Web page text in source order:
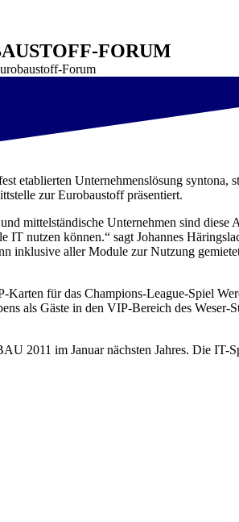
FORUM
Forum
etablierten Unternehmenslösung syntona,
zur Eurobaustoff präsentiert.
mittelständische Unternehmen sind diese
nutzen können.“ sagt Johannes
inklusive aller Module zur Nutzung
für das Champions-League-Spiel
als Gäste in den VIP-Bereich des Weser-
2011 im Januar nächsten Jahres. Die IT-